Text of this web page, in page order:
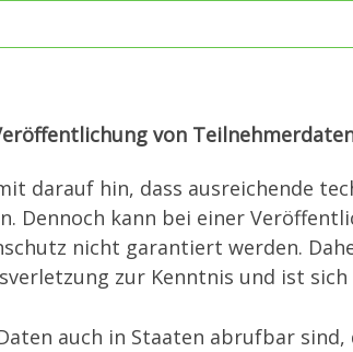
von
darauf hin, dass ausreichende
Dennoch kann bei einer
nicht garantiert werden.
zur Kenntnis und ist sich
auch in Staaten abrufbar